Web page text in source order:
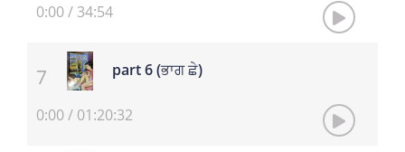
0:00/ 34:54
part 6 (ਭਾਗ ਛੇ)
0:00/ 01:20:32